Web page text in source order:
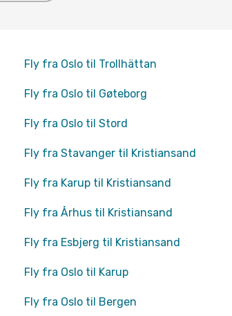
Fly fra Oslo til Trollhättan
Fly fra Oslo til Gøteborg
Fly fra Oslo til Stord
Fly fra Stavanger til Kristiansand
Fly fra Karup til Kristiansand
Fly fra Århus til Kristiansand
Fly fra Esbjerg til Kristiansand
Fly fra Oslo til Karup
Fly fra Oslo til Bergen